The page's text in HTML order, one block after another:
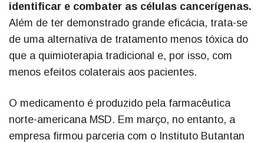
identificar e combater as células cancerígenas.
Além de ter demonstrado grande eficácia, trata-se
de uma alternativa de tratamento menos tóxica do
que a quimioterapia tradicional e, por isso, com
menos efeitos colaterais aos pacientes.
O medicamento é produzido pela farmacêutica
norte-americana MSD. Em março, no entanto, a
empresa firmou parceria com o Instituto Butantan